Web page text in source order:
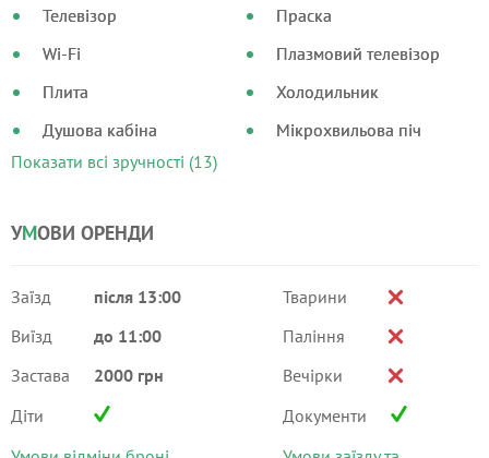
Телевізор
Wi-Fi
Плита
Душова кабіна
Праска
Плазмовий телевізор
Холодильник
Мікрохвильова піч
Показати всі зручності (13)
УМОВИ ОРЕНДИ
Заїзд
після 13:00
Виїзд
до 11:00
Застава
2000 грн
Діти
Тварини
Паління
Вечірки
Документи